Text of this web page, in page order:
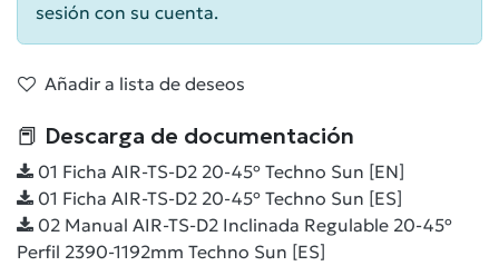
sesión con su cuenta.
Añadir a lista de deseos
📕 Descarga de documentación
01 Ficha AIR-TS-D2 20-45º Techno Sun [EN]
01 Ficha AIR-TS-D2 20-45º Techno Sun [ES]
02 Manual AIR-TS-D2 Inclinada Regulable 20-45º
Perfil 2390-1192mm Techno Sun [ES]